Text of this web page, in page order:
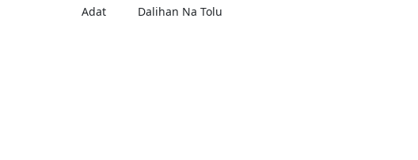
Adat Dalihan Na Tolu